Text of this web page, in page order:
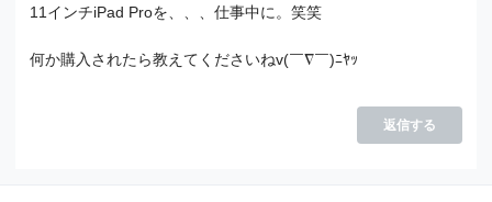
11インチiPad Proを、、、仕事中に。笑笑
何か購入されたら教えてくださいねv(￣∇￣)ﾆﾔｯ
返信する